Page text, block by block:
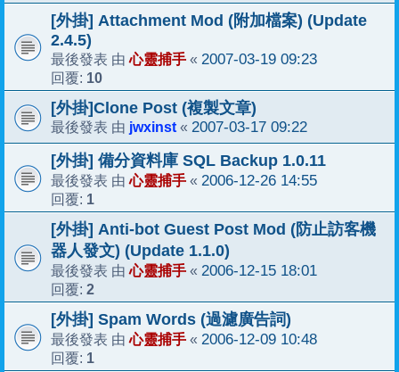
[外掛] Attachment Mod (附加檔案) (Update
2.4.5)
最後發表 由心靈捕手 « 2007-03-19 09:23
回覆: 10
[外掛]Clone Post (複製文章)
最後發表 由 jwxinst « 2007-03-17 09:22
[外掛] 備分資料庫 SQL Backup 1.0.11
最後發表 由心靈捕手 « 2006-12-26 14:55
回覆: 1
[外掛] Anti-bot Guest Post Mod (防止訪客機
器人發文) (Update 1.1.0)
最後發表 由心靈捕手 « 2006-12-15 18:01
回覆: 2
[外掛] Spam Words (過濾廣告詞)
最後發表 由心靈捕手 « 2006-12-09 10:48
回覆: 1